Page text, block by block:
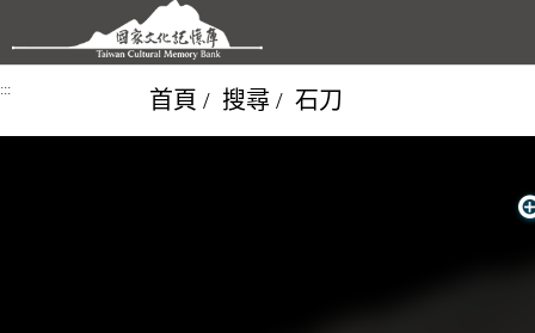
跳到主要內容區塊
::: 首頁 搜尋 石刀